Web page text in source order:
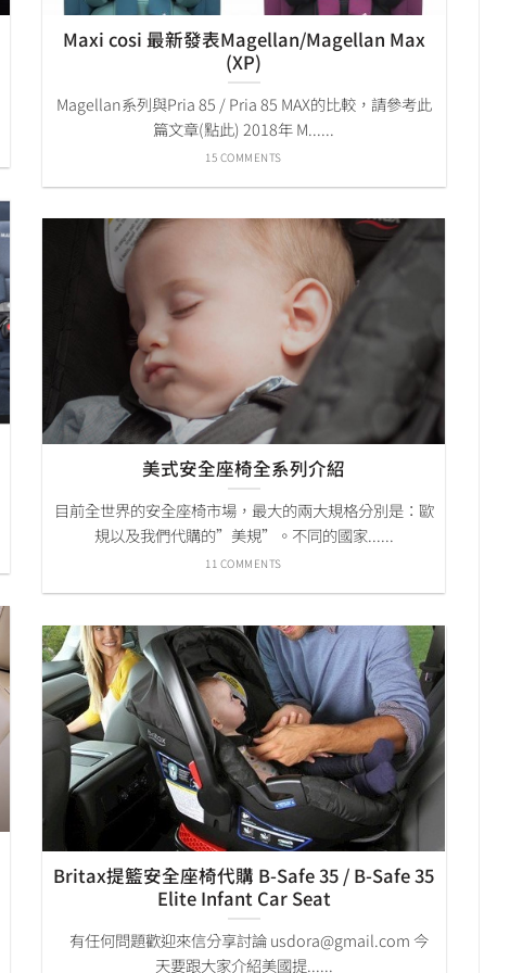
Maxi cosi 最新發表Magellan/Magellan Max
(XP)
Magellan系列與Pria 85 / Pria 85 MAX的比較，請參考此
篇文章(點此) 2018年 M......
15 COMMENTS
美式安全座椅全系列介紹
目前全世界的安全座椅市場，最大的兩大規格分別是：歐
規以及我們代購的”美規”。不同的國家......
11 COMMENTS
Britax提籃安全座椅代購 B-Safe 35 / B-Safe 35
Elite Infant Car Seat
有任何問題歡迎來信分享討論 usdora@gmail.com 今
天要跟大家介紹美國提......